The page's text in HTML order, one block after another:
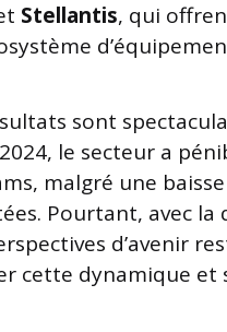
Stellantis, qui
sont
le secteur a
malgré une
Pourtant, avec
d’avenir
cette dynamique et